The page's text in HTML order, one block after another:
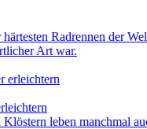
Radrennen der
Art war.
leben manchmal